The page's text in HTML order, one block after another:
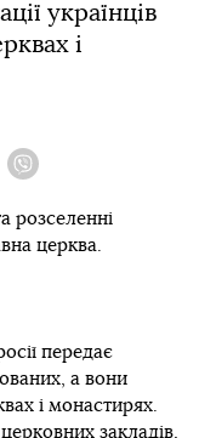
українців
і
Viber
розселенні
церква.
передає
а вони
і монастирях.
закладів,